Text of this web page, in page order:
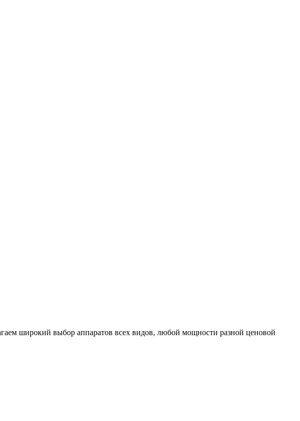
широкий выбор аппаратов всех видов, любой мощности разной ценовой